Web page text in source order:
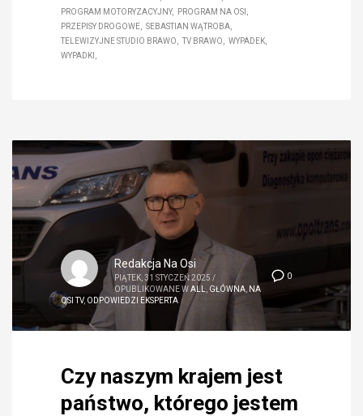
PROGRAM MOTORYZACYJNY
PROGRAM NA OSI
PRZEPISY DROGOWE
SEBASTIAN WĄTROBA
TELEWIZYJNE STUDIO BRAWO
TV BRAWO
WYPADEK
WYPADKI
0
Redakcja Na Osi
PIĄTEK, 31 STYCZEŃ 2025 /
OPUBLIKOWANE WALL GŁÓWNA NA
OSI TV, ODPOWIEDZI EKSPERTA
Czy naszym krajem jest
państwo, którego jestem